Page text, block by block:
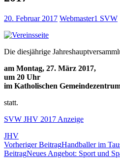
20. Februar 2017 Webmaster1 SVW
Die diesjährige
am Montag, 27. März 2017,
um 20 Uhr
im Katholischen
statt.
SVW JHV 2017 Anzeige
JHV
Beitragsnavigation
Vorheriger BeitragHandballer im
BeitragNeues Angebot: Sport und